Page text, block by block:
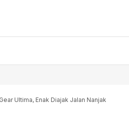
Ultima, Enak Diajak Jalan Nanjak